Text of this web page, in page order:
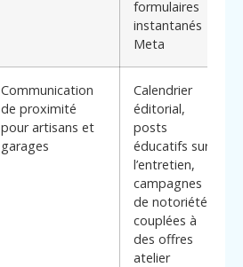
formulaires
instantanés
Meta
Communication
de proximité
pour artisans et
garages
Calendrier
éditorial,
posts
éducatifs sur
l’entretien,
campagnes
de notoriété
couplées à
des offres
atelier